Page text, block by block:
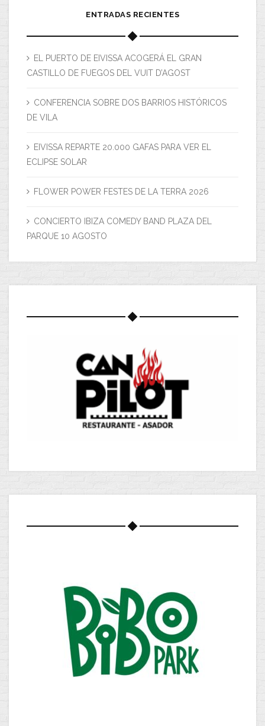
ENTRADAS RECIENTES
EL PUERTO DE EIVISSA ACOGERÁ EL GRAN
CASTILLO DE FUEGOS DEL VUIT D’AGOST
CONFERENCIA SOBRE DOS BARRIOS HISTÓRICOS
DE VILA
EIVISSA REPARTE 20.000 GAFAS PARA VER EL
ECLIPSE SOLAR
FLOWER POWER FESTES DE LA TERRA 2026
CONCIERTO IBIZA COMEDY BAND PLAZA DEL
PARQUE 10 AGOSTO